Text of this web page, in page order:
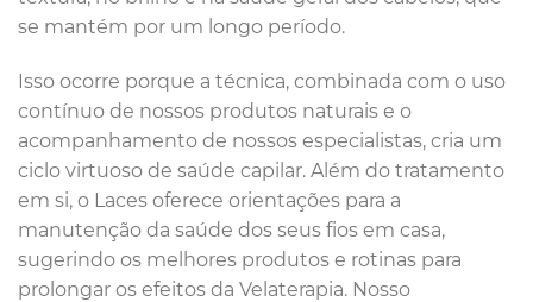
se mantém por um longo período.
Isso ocorre porque a técnica, combinada com o uso
contínuo de nossos produtos naturais e o
acompanhamento de nossos especialistas, cria um
ciclo virtuoso de saúde capilar. Além do tratamento
em si, o Laces oferece orientações para a
manutenção da saúde dos seus fios em casa,
sugerindo os melhores produtos e rotinas para
prolongar os efeitos da Velaterapia. Nosso